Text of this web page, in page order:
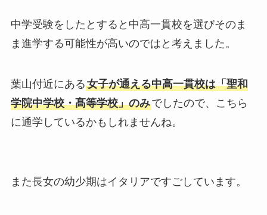
中学受験をしたとすると中高一貫校を選びそのま
ま進学する可能性が高いのではと考えました。
葉山付近にある女子が通える中高一貫校は「聖和
学院中学校・髙等学校」のみでしたので、こちら
に通学しているかもしれませんね。
また長女の幼少期はイタリアですごしています。